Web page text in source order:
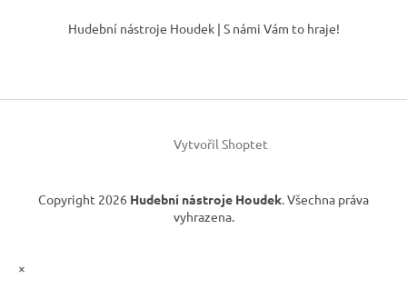
p
í
Hudební nástroje Houdek | S námi Vám to hraje!
Vytvořil Shoptet
Copyright 2026 Hudební nástroje Houdek. Všechna práva
vyhrazena.
×